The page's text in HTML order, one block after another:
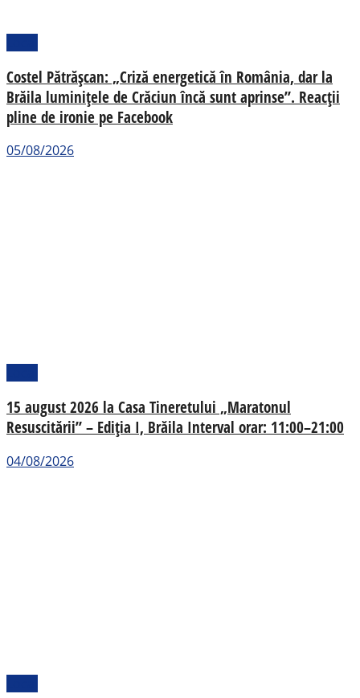
Costel Pătrășcan: „Criză energetică în România, dar la
Brăila luminițele de Crăciun încă sunt aprinse”. Reacții
pline de ironie pe Facebook
05/08/2026
15 august 2026 la Casa Tineretului „Maratonul
Resuscitării” – Ediția I, Brăila Interval orar: 11:00–21:00
04/08/2026